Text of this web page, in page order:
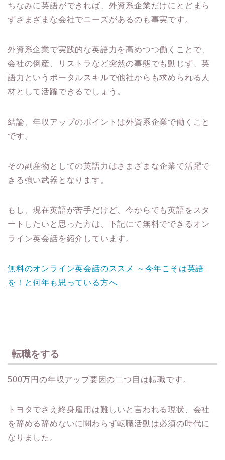
ちなみに英語ができれば、外資系企業だけにとどまら
ずさまざまな会社でニーズがあるのも事実です。
外資系企業で実践的な英語力を高めつつ働くことで、
会社の倒産、リストラなど突然の事態でも動じず、英
語力というポータルスキルで他社からも求められる人
材として活躍できるでしょう。
結論、年収アップのポイントは外資系企業で働くこと
です。
その副産物としての英語力はさまざまな企業で活躍で
きる強い武器となります。
もし、現在英語が苦手だけど、今からでも英語をスタ
ートしたいと思った方は、下記にて無料でできるオン
ライン英会話を紹介しています。
無料のオンライン英会話のススメ ～今年こそは英語
を！と何年も思っている方へ
転職をする
500万円の年収アップ要因の二つ目は転職です。
トヨタでさえ終身雇用は難しいと言われる現状、会社
を辞める辞めないに関わらず転職活動は必須の時代に
なりました。